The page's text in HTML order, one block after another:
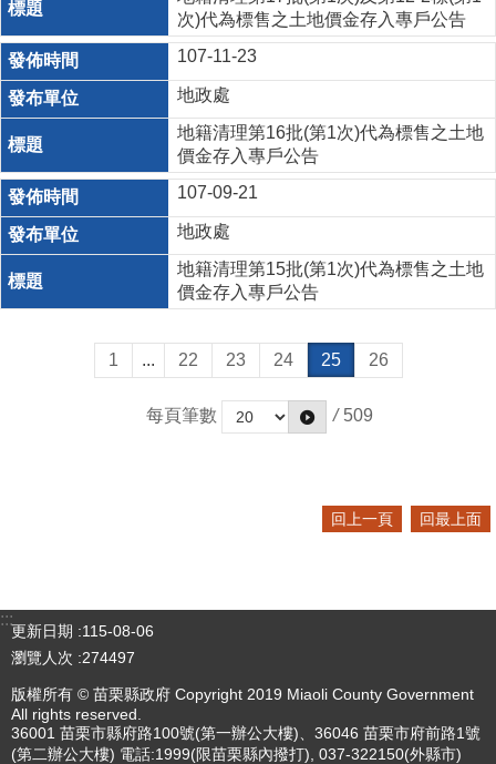
次)代為標售之土地價金存入專戶公告
107-11-23
地政處
地籍清理第16批(第1次)代為標售之土地
價金存入專戶公告
107-09-21
地政處
地籍清理第15批(第1次)代為標售之土地
價金存入專戶公告
1 ... 22 23 24 25 26
每頁筆數 / 509
回上一頁 回最上面
:::
更新日期
115-08-06
瀏覽人次
274497
版權所有 © 苗栗縣政府 Copyright 2019 Miaoli County Government
All rights reserved.
36001 苗栗市縣府路100號(第一辦公大樓)、36046 苗栗市府前路1號
(第二辦公大樓) 電話:1999(限苗栗縣內撥打), 037-322150(外縣市)